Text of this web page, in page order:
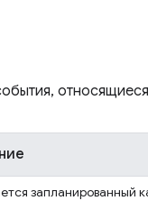
запланированный